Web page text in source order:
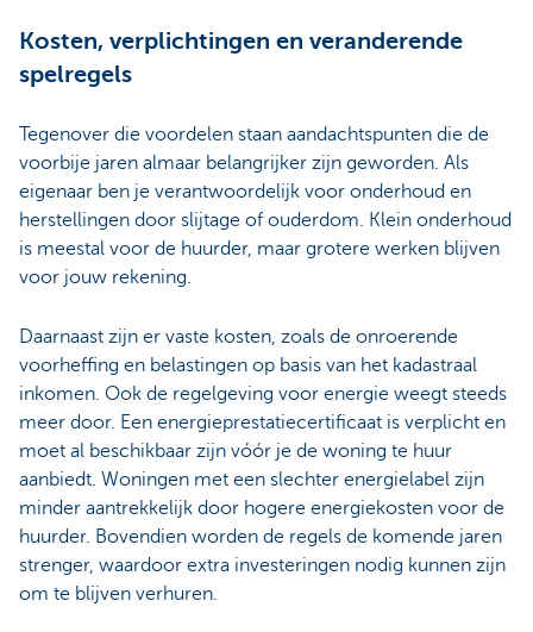
Kosten, verplichtingen en veranderende
spelregels
Tegenover die voordelen staan aandachtspunten die de
voorbije jaren almaar belangrijker zijn geworden. Als
eigenaar ben je verantwoordelijk voor onderhoud en
herstellingen door slijtage of ouderdom. Klein onderhoud
is meestal voor de huurder, maar grotere werken blijven
voor jouw rekening.
Daarnaast zijn er vaste kosten, zoals de onroerende
voorheffing en belastingen op basis van het kadastraal
inkomen. Ook de regelgeving voor energie weegt steeds
meer door. Een energieprestatiecertificaat is verplicht en
moet al beschikbaar zijn vóór je de woning te huur
aanbiedt. Woningen met een slechter energielabel zijn
minder aantrekkelijk door hogere energiekosten voor de
huurder. Bovendien worden de regels de komende jaren
strenger, waardoor extra investeringen nodig kunnen zijn
om te blijven verhuren.